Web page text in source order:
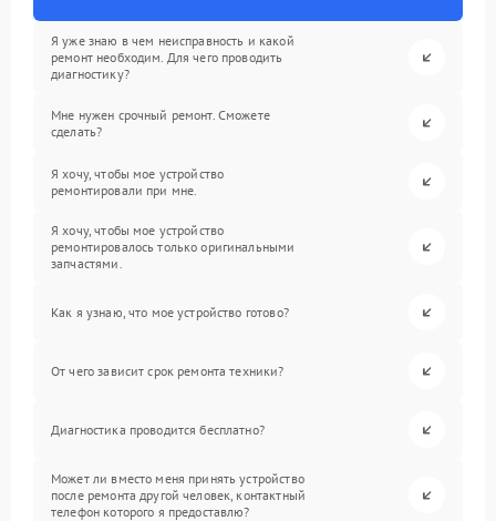
Я уже знаю в чем неисправность и какой
ремонт необходим. Для чего проводить
диагностику?
Мне нужен срочный ремонт. Сможете
сделать?
Я хочу, чтобы мое устройство
ремонтировали при мне.
Я хочу, чтобы мое устройство
ремонтировалось только оригинальными
запчастями.
Как я узнаю, что мое устройство готово?
От чего зависит срок ремонта техники?
Диагностика проводится бесплатно?
Может ли вместо меня принять устройство
после ремонта другой человек, контактный
телефон которого я предоставлю?